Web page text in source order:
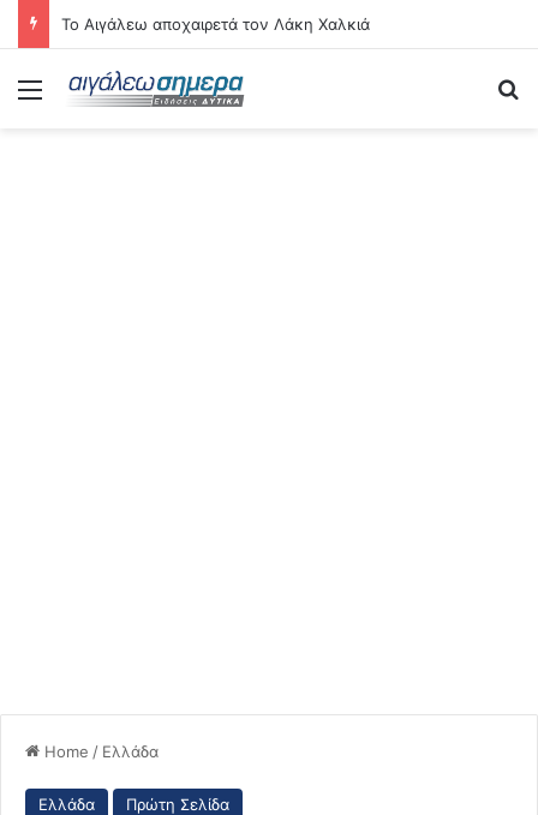
Το Αιγάλεω αποχαιρετά τον Λάκη Χαλκιά
Menu
Home / Ελλάδα
Ελλάδα Πρώτη Σελίδα